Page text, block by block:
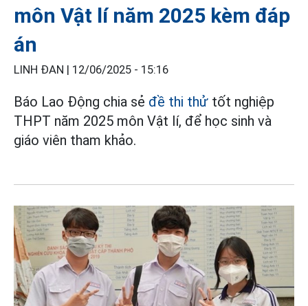
môn Vật lí năm 2025 kèm đáp
án
LINH ĐAN | 12/06/2025 - 15:16
Báo Lao Động chia sẻ đề thi thử tốt nghiệp
THPT năm 2025 môn Vật lí, để học sinh và
giáo viên tham khảo.